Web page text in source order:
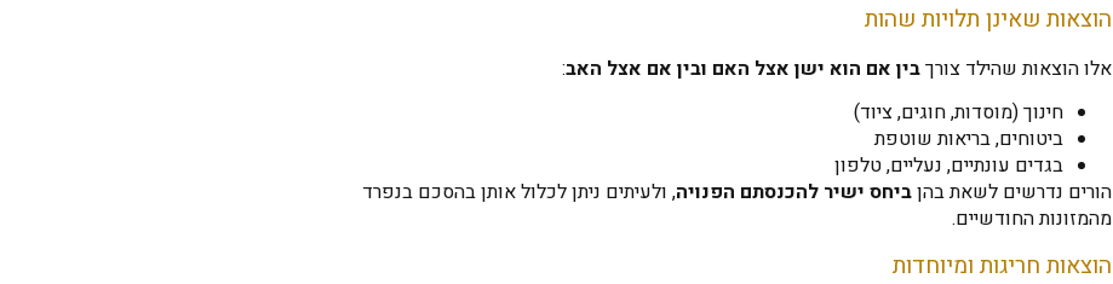
הוצאות שאינן תלויות שהות
אלו הוצאות שהילד צורךבין אם הוא ישן אצל האם ובין אם אצל האב:
חינוך (מוסדות, חוגים, ציוד)
ביטוחים, בריאות שוטפת
בגדים עונתיים, נעליים, טלפון
הורים נדרשים לשאת בהןביחס ישיר להכנסתם הפנויה, ולעיתים ניתן לכלול אותן בהסכם בנפרד
מהמזונות החודשיים.
הוצאות חריגות ומיוחדות